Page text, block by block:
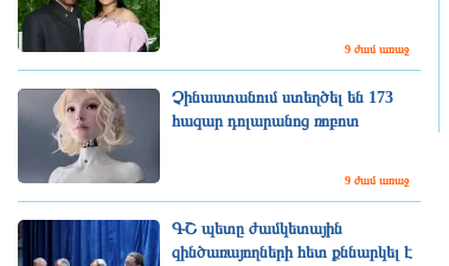
9 ժամ առաջ
Չինաստանում ստեղծել են 173
հազար դոլարանոց ռոբոտ
9 ժամ առաջ
ԳՇ պետը ժամկետային
զինծառայողների հետ քննարկել է